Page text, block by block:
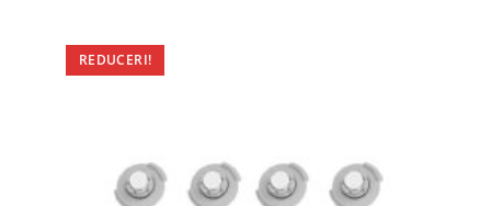
REDUCERI!